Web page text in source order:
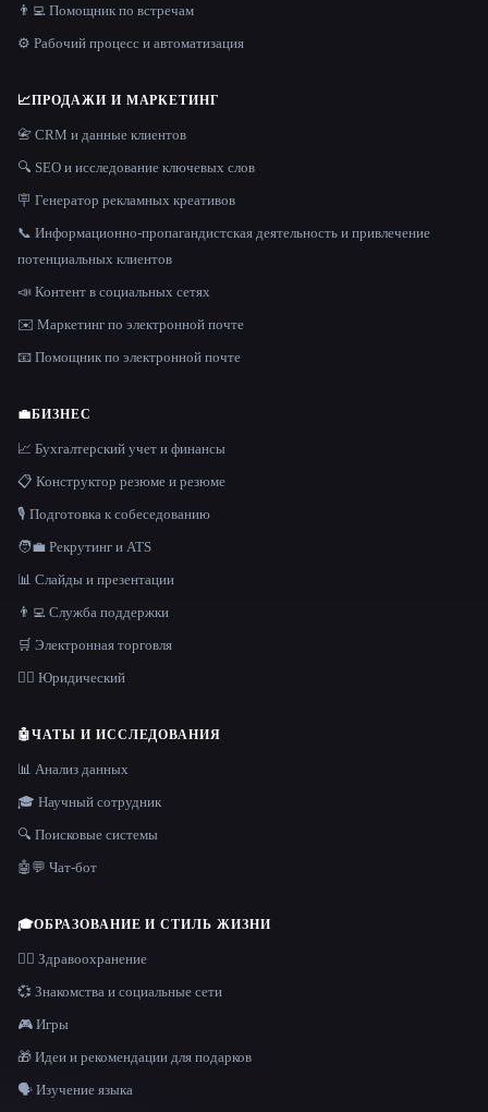
👨‍💻 Помощник по встречам
⚙️ Рабочий процесс и автоматизация
📈ПРОДАЖИ И МАРКЕТИНГ
📇 CRM и данные клиентов
🔍 SEO и исследование ключевых слов
🪧 Генератор рекламных креативов
📞 Информационно-пропагандистская деятельность и привлечение
потенциальных клиентов
📣 Контент в социальных сетях
✉️ Маркетинг по электронной почте
📧 Помощник по электронной почте
💼БИЗНЕС
📈 Бухгалтерский учет и финансы
📋 Конструктор резюме и резюме
🎙️ Подготовка к собеседованию
🧑‍💼 Рекрутинг и ATS
📊 Слайды и презентации
👨‍💻 Служба поддержки
🛒 Электронная торговля
👩‍⚖️ Юридический
🤖ЧАТЫ И ИССЛЕДОВАНИЯ
📊 Анализ данных
🎓 Научный сотрудник
🔍 Поисковые системы
🤖💬 Чат-бот
🎓ОБРАЗОВАНИЕ И СТИЛЬ ЖИЗНИ
👩‍⚕️ Здравоохранение
💞 Знакомства и социальные сети
🎮 Игры
🎁 Идеи и рекомендации для подарков
🗣️ Изучение языка